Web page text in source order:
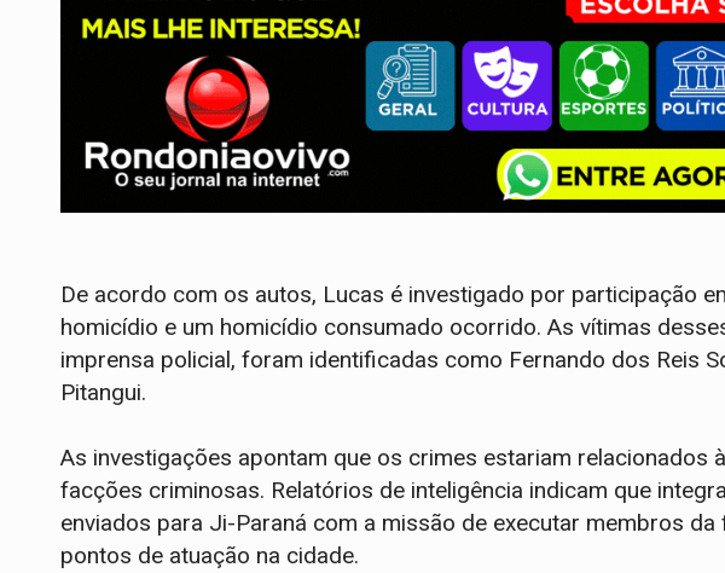
De acordo com os autos, Lucas é investigado por participação
homicídio e um homicídio consumado ocorrido. As vítimas
imprensa policial, foram identificadas como Fernando dos Reis
Pitangui.
As investigações apontam que os crimes estariam relacionados
facções criminosas. Relatórios de inteligência indicam que
enviados para Ji-Paraná com a missão de executar membros
pontos de atuação na cidade.